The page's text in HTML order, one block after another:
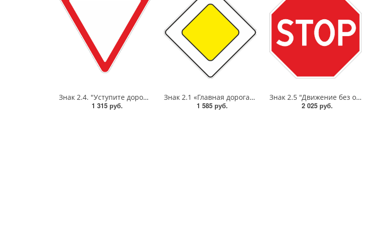
Знак 2.4. "Уступите дорогу",А=700,Тип А Коммерческая (3 года),металл 0.8 мм
1 315 руб.
Знак 2.1 «Главная дорога»,B=600,Тип А Коммерческая (3 года),металл 0.8 мм
1 585 руб.
Знак 2.5 "Движение без остановки запрещено",B=700,Тип А Коммерческая (3 года),металл 0.8 мм
2 025 руб.